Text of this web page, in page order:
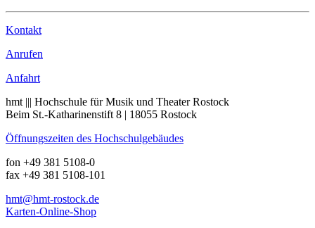
Kontakt
Anrufen
Anfahrt
hmt ||| Hochschule für Musik und Theater Rostock
Beim St.-Katharinenstift 8 | 18055 Rostock
Öffnungszeiten des Hochschulgebäudes
fon +49 381 5108-0
fax +49 381 5108-101
hmt@hmt-rostock.de
Karten-Online-Shop